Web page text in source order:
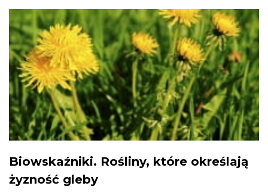
Biowskaźniki. Rośliny, które określają
żyzność gleby